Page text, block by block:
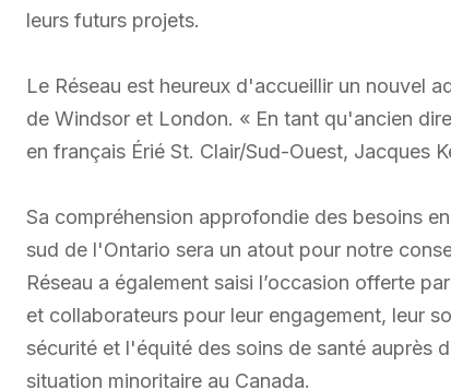
leurs futurs projets.
Le Réseau est heureux d'accueillir un nouvel
de Windsor et London. « En tant qu'ancien
en français Érié St. Clair/Sud-Ouest, Jacques
Sa compréhension approfondie des besoins
sud de l'Ontario sera un atout pour notre
Réseau a également saisi l’occasion offerte
et collaborateurs pour leur engagement, leur
sécurité et l'équité des soins de santé auprès
situation minoritaire au Canada.